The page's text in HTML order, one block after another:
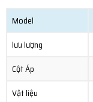
Model
lưu lượng
Cột Áp
Vật liệu